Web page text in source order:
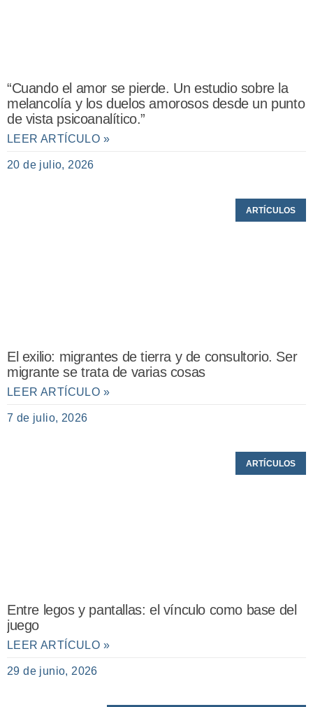
“Cuando el amor se pierde. Un estudio sobre la
melancolía y los duelos amorosos desde un punto
de vista psicoanalítico.”
LEER ARTÍCULO »
20 de julio, 2026
ARTÍCULOS
El exilio: migrantes de tierra y de consultorio. Ser
migrante se trata de varias cosas
LEER ARTÍCULO »
7 de julio, 2026
ARTÍCULOS
Entre legos y pantallas: el vínculo como base del
juego
LEER ARTÍCULO »
29 de junio, 2026